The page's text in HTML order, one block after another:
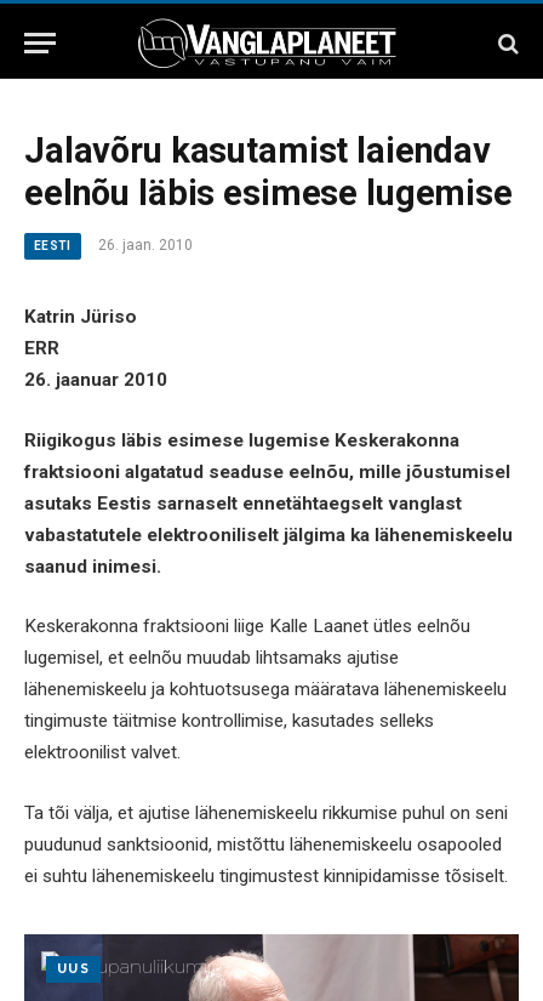
Jalavõru kasutamist laiendav
eelnõu läbis esimese lugemise
EESTI 26. jaan. 2010
Katrin Jüriso
ERR
26. jaanuar 2010
Riigikogus läbis esimese lugemise Keskerakonna
fraktsiooni algatatud seaduse eelnõu, mille jõustumisel
asutaks Eestis sarnaselt ennetähtaegselt vanglast
vabastatutele elektrooniliselt jälgima ka lähenemiskeelu
saanud inimesi.
Keskerakonna fraktsiooni liige Kalle Laanet ütles eelnõu
lugemisel, et eelnõu muudab lihtsamaks ajutise
lähenemiskeelu ja kohtuotsusega määratava lähenemiskeelu
tingimuste täitmise kontrollimise, kasutades selleks
elektroonilist valvet.
Ta tõi välja, et ajutise lähenemiskeelu rikkumise puhul on seni
puudunud sanktsioonid, mistõttu lähenemiskeelu osapooled
ei suhtu lähenemiskeelu tingimustest kinnipidamisse tõsiselt.
UUS